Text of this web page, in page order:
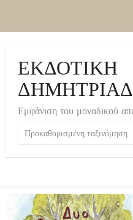
ΕΚΔΟΤΙΚΗ
Εμφάνιση του μοναδικού
Προκαθορισμένη ταξινόμηση